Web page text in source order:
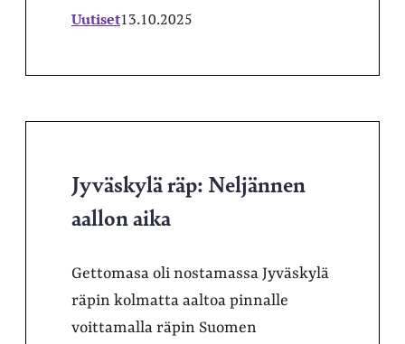
Uutiset13.10.2025
Jyväskylä räp: Neljännen
aallon aika
Gettomasa oli nostamassa Jyväskylä
räpin kolmatta aaltoa pinnalle
voittamalla räpin Suomen